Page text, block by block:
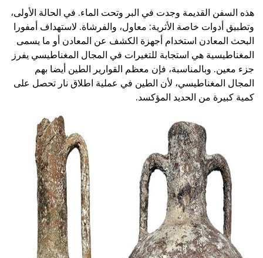
هذه السفن القديمة وجدت في البر وتحت الماء. في الحالة الأولى،
وتطبيق أدوات خاصة الأثرية: معاول، والفرشاة. لاستهداف أمفورا
البحث المعادن استخدام أجهزة الكشف عن المعادن أو ما يسمى
المغناطيسية هي استجابة للتغيرات في المجال المغناطيسي يفرز
جزء معين. وبالمناسبة، فإن معظم القوارير الطين أيضا بهم
المجال المغناطيسي، لأن الطين في عملية اطلاق نار تحصل على
كمية كبيرة من الحديد المؤكسد.